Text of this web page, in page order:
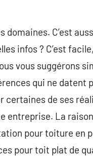
C’est
infos ? C’est
vous suggérons
qui ne datent
de ses
entreprise. La
pour toiture en
pour toit plat de